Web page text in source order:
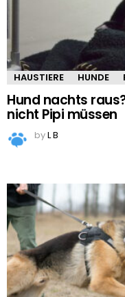
HAUSTIERE HUNDE
Hund nachts
nicht Pipi müssen
byL B